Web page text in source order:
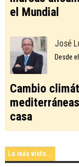
el Mundial
José
Desde
Cambio
casa
Lo más visto...